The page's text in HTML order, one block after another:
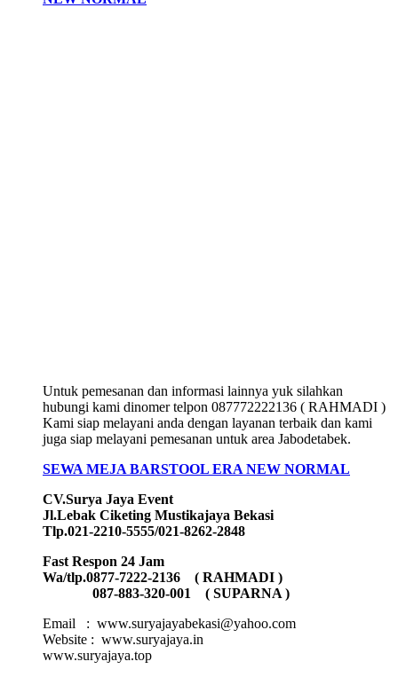
Untuk pemesanan dan informasi lainnya yuk silahkan
hubungi kami dinomer telpon 087772222136 ( RAHMADI )
Kami siap melayani anda dengan layanan terbaik dan kami
juga siap melayani pemesanan untuk area Jabodetabek.
SEWA MEJA BARSTOOL ERA NEW NORMAL
CV.Surya Jaya Event
Jl.Lebak Ciketing Mustikajaya Bekasi
Tlp.021-2210-5555/021-8262-2848
Fast Respon 24 Jam
Wa/tlp.0877-7222-2136 ( RAHMADI )
087-883-320-001 ( SUPARNA )
Email : www.suryajayabekasi@yahoo.com
Website : www.suryajaya.in
www.suryajaya.top